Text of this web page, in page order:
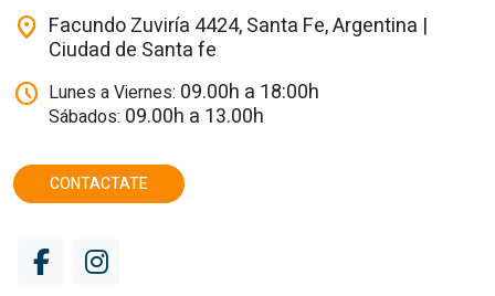
location_on Facundo Zuviría 4424, Santa Fe, Argentina |
Ciudad de Santa fe
schedule Lunes a Viernes: 09.00h a 18:00h
Sábados: 09.00h a 13.00h
CONTACTATE